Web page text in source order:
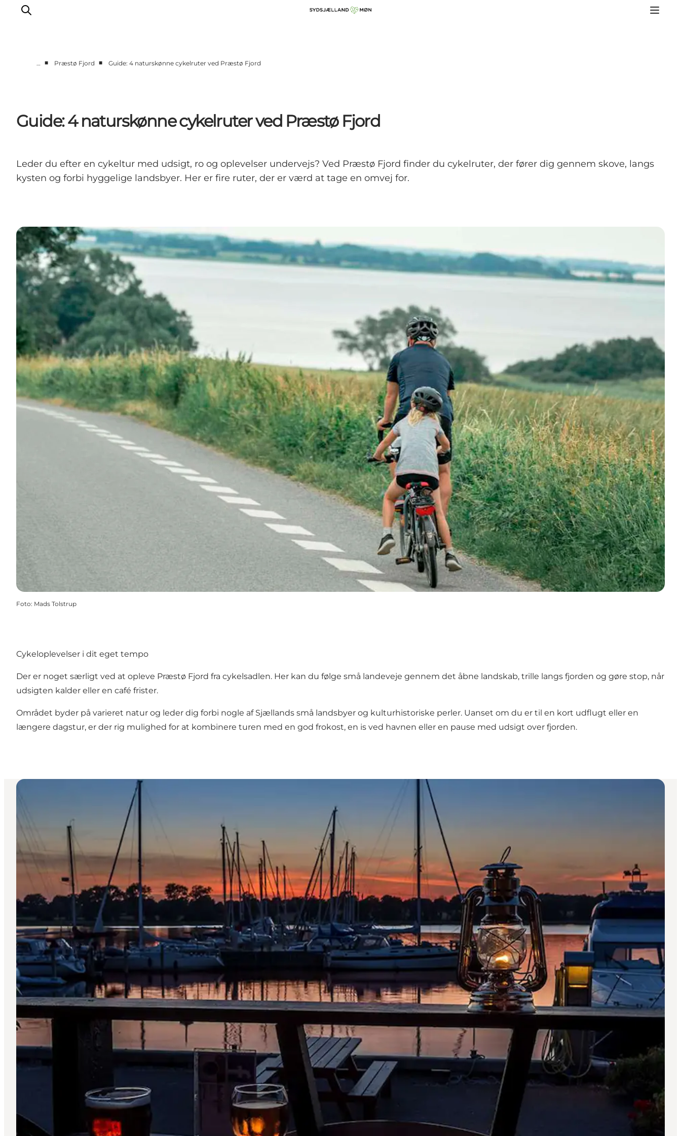
Events
Spis
Planlæg din tur
… ■ Præstø Fjord ■ Guide: 4 naturskønne cykelruter ved Præstø Fjord
Guide: 4 naturskønne cykelruter ved Præstø Fjord
Leder du efter en cykeltur med udsigt, ro og oplevelser undervejs? Ved Præstø Fjord finder du cykelruter, der fører dig gennem skove, langs
kysten og forbi hyggelige landsbyer. Her er fire ruter, der er værd at tage en omvej for.
Foto: Mads Tolstrup
Cykeloplevelser i dit eget tempo
Der er noget særligt ved at opleve Præstø Fjord fra cykelsadlen. Her kan du følge små landeveje gennem det åbne landskab, trille langs fjorden og gøre stop, når
udsigten kalder eller en café frister.
Området byder på varieret natur og leder dig forbi nogle af Sjællands små landsbyer og kulturhistoriske perler. Uanset om du er til en kort udflugt eller en
længere dagstur, er der rig mulighed for at kombinere turen med en god frokost, en is ved havnen eller en pause med udsigt over fjorden.